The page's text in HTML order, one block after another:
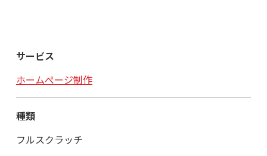
サービス
ホームぺージ制作
種類
フルスクラッチ